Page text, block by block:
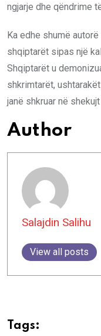
ngjarje dhe qëndrime
Ka edhe shumë
shqiptarët sipas një
Shqiptarët u
shkrimtarët,
janë shkruar në shekujt
Author
Salajdin Salihu
View all posts
Tags: